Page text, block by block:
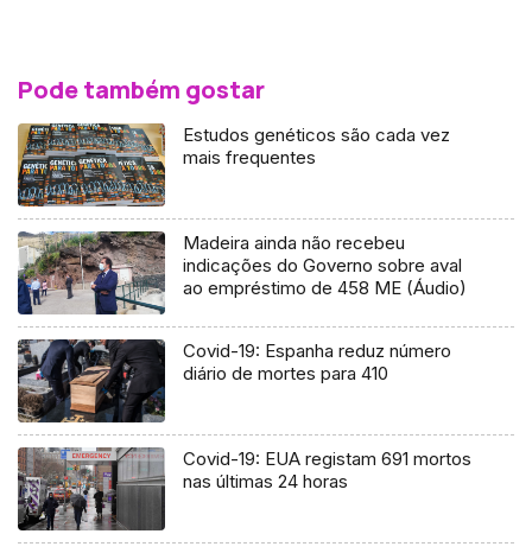
Pode também gostar
Estudos genéticos são cada vez
mais frequentes
Madeira ainda não recebeu
indicações do Governo sobre aval
ao empréstimo de 458 ME (Áudio)
Covid-19: Espanha reduz número
diário de mortes para 410
Covid-19: EUA registam 691 mortos
nas últimas 24 horas